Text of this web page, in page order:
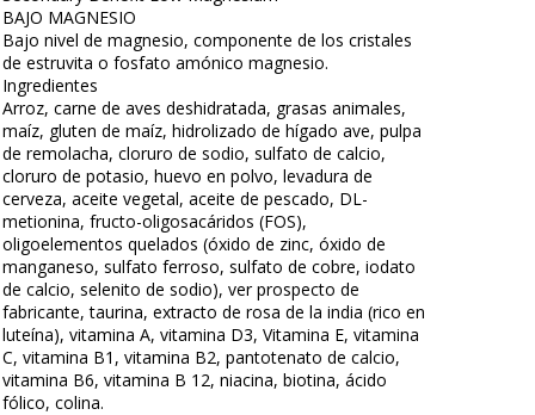
BAJO MAGNESIO
Bajo nivel de magnesio, componente de los cristales
de estruvita o fosfato amónico magnesio.
Ingredientes
Arroz, carne de aves deshidratada, grasas animales,
maíz, gluten de maíz, hidrolizado de hígado ave, pulpa
de remolacha, cloruro de sodio, sulfato de calcio,
cloruro de potasio, huevo en polvo, levadura de
cerveza, aceite vegetal, aceite de pescado, DL-
metionina, fructo-oligosacáridos (FOS),
oligoelementos quelados (óxido de zinc, óxido de
manganeso, sulfato ferroso, sulfato de cobre, iodato
de calcio, selenito de sodio), ver prospecto de
fabricante, taurina, extracto de rosa de la india (rico en
luteína), vitamina A, vitamina D3, Vitamina E, vitamina
C, vitamina B1, vitamina B2, pantotenato de calcio,
vitamina B6, vitamina B 12, niacina, biotina, ácido
fólico, colina.